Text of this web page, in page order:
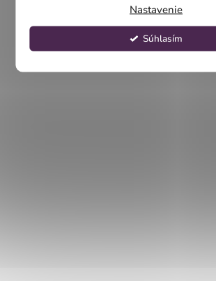
Nastavenie
Súhlasím